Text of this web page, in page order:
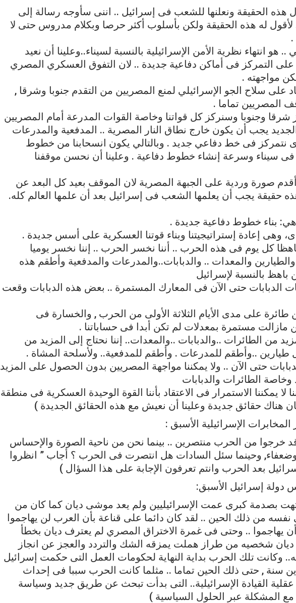
هذه الحقيقة ونعلنها للشعب فى إسرائيل .. اننى سأوجه رسالة إلى
لأقول له هذه الحقيقة ولكن بأسلوب أكثر حرصا وبكلام مدروس حتى لا
.
.. هو انتهاء نظرية الأمن الإسرائيلية بالنسبة لسيناء..وعلينا أن نعيد
على التمركز فى أماكن دفاعية جديدة .. لان التفوق العسكري المصري
مواجهته .
على سلاح الجو الإسرائيلي لمنع المصريين من التقدم جنوبا وشرقا ,
المصريين تماما .
شرقا وجنوبا وسنركز كل قواتنا وخاصة القوات المدرعة أمام المصريين
يجب أن يكون خارج نطاق النار المصرية .. المدفعية والمدرعات
نتمركز فى خط دفاعي جديد . وبالتالي يكون انسحابنا من خطوط
فى سيناء وسرعة إنشاء خطوط دفاعية . وعلينا أن نحسن موقفنا
صورة وردية على الجبهة المصرية لان الموقف بعيد كل البعد عن
حقيقة يجب أن يعلمها الشعب فى إسرائيل بعد أن علمها العالم كله.
هي: بناء خطوط دفاعية جديدة .
وهى إعادة إستراتيجيتنا وبناء قوتنا العسكرية على أسس جديدة .
باهظا كل يوم فى هذه الحرب .. أننا نخسر الحرب .. إننا نخسر يوميا
والمعدات .. والدبابات..والمدرعات والمدفعية وأطقم هذه
بالنسبة لإسرائيل
الدبابات حتى الآن فى المعارك المستمرة .. بعض هذه الدبابات وقعت
طائرة على مدى الأيام الثلاثة الأولى من الحرب , والخسارة فى
مازالت مستمرة بمعدلات لم تكن أبدا فى حساباتنا .
من الطائرات ..والدبابات ..والمعدات.. إننا نحتاج إلى المزيد من
طيارين ..وأطقم للمدرعات . وأطقم للمدفعية.. ولأسلحة المشاة .
حتى الآن .. ولا يمكننا مواجهة المصريين بدون الحصول على المزيد
وخاصة الطائرات والدبابات
لا يمكننا الاستمرار فى الاعتقاد بأننا القوة الوحيدة العسكرية فى منطقة
هناك حقائق جديدة وعلينا أن نعيش مع هذه الحقائق الجديدة )
الإسرائيلية الأسبق :
خرجوا من الحرب منتصرين .. بينما نحن من ناحية الصورة والإحساس
وحينما سئل السادات هل انتصرت فى الحرب ؟ أجاب ” انظروا
بعد الحرب وانتم تعرفون الإجابة على هذا السؤال )
دولة إسرائيل الأسبق:
بصدمة كبرى عمت الإسرائيليين ولم يعد موشى ديان كما كان من
من ذلك الحين .. لقد كان دائما على قناعة بأن العرب لن يهاجموا
.. وحتى فى غمرة الاختراق المصري لم يعترف ديان بخطأ
ديان شخصيه من طراز هملت يمزقه الشك والتردد والعجز عن انجاز
وكانت تلك الحرب بداية النهاية لحكومات العمل التى حكمت إسرائيل
, حتى ذلك الحين تماما .. مثلما كانت الحرب سببا فى إحداث
القيادة الإسرائيلية.. التى بدأت تبحث عن طريق جديد وسياسة
مع المشكلة عبر الحلول السياسية )